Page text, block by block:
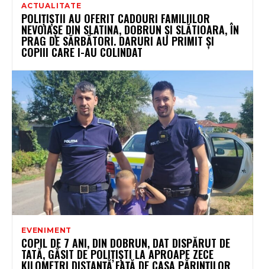
ACTUALITATE
POLIȚIȘTII AU OFERIT CADOURI FAMILIILOR
NEVOIAȘE DIN SLATINA, DOBRUN ȘI SLĂTIOARA, ÎN
PRAG DE SĂRBĂTORI. DARURI AU PRIMIT ȘI
COPIII CARE I-AU COLINDAT
EVENIMENT
COPIL DE 7 ANI, DIN DOBRUN, DAT DISPĂRUT DE
TATĂ, GĂSIT DE POLIȚIȘTI LA APROAPE ZECE
KILOMETRI DISTANȚĂ FAȚĂ DE CASA PĂRINȚILOR